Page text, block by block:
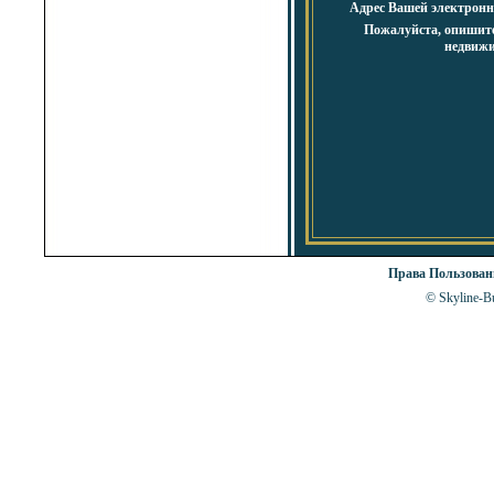
Адрес Вашей
Пожалуйста,
Права
© Skyline-